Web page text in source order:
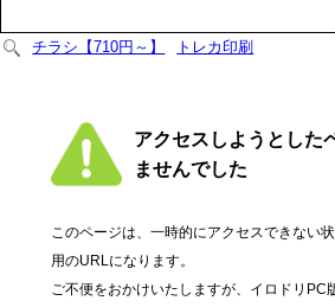
チラシ【710円～】 トレカ印刷
アクセスしようとした
ませんでした
このページは、一時的にアクセスできない
用のURLになります。
ご不便をおかけいたしますが、イロドリPC